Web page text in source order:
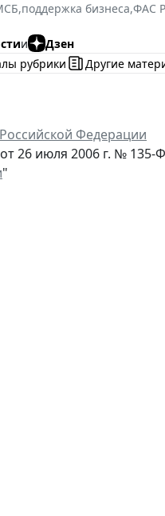
,поддержка бизнеса,ФАС
и
Дзен
рубрики
Другие
Федерации
26 июля 2006 г. № 135-
"